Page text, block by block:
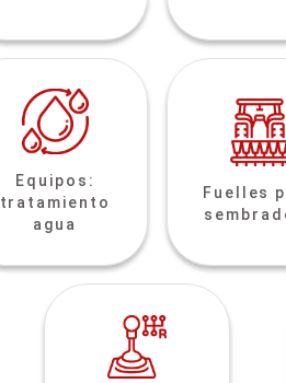
Equipos:
tratamiento
agua
Fuelles